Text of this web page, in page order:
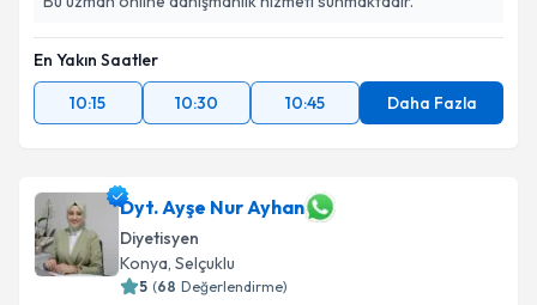
En Yakın Saatler
10:15
10:30 10:45 Daha Fazla
Dyt. Ayşe Nur Ayhan
Diyetisyen
Konya, Selçuklu
5 (68 Değerlendirme)